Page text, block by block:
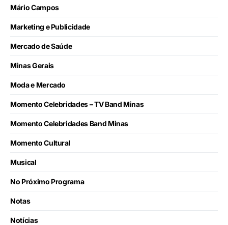
Mário Campos
Marketing e Publicidade
Mercado de Saúde
Minas Gerais
Moda e Mercado
Momento Celebridades – TV Band Minas
Momento Celebridades Band Minas
Momento Cultural
Musical
No Próximo Programa
Notas
Notícias